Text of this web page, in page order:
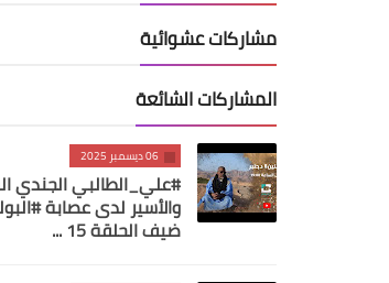
مشاركات عشوائية
المشاركات الشائعة
06 ديسمبر 2025
#علي_الطالبي الجندي
والأسير لدى عصابة
ضيف الحلقة 15 ...